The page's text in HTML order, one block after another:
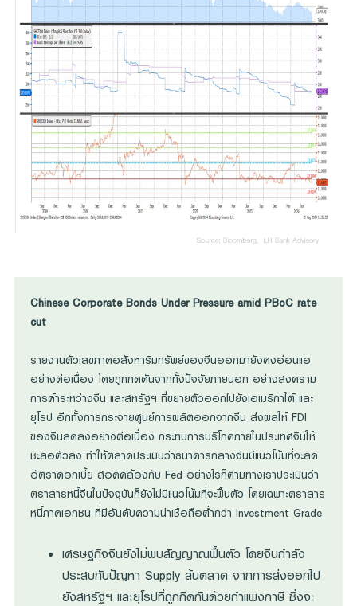
Chinese Corporate Bonds Under Pressure amid PBoC rate
cut
รายงานตัวเลขภาคอสังหาริมทรัพย์ของจีนออกมายังคงอ่อนแอ
อย่างต่อเนื่อง โดยถูกกดดันจากทั้งปัจจัยภายนอก อย่างสงคราม
การค้าระหว่างจีน และสหรัฐฯ ที่ขยายตัวออกไปยังเอเมริกาใต้ และ
ยุโรป อีกทั้งการกระจายศูนย์การผลิตออกจากจีน ส่งผลให้ FDI
ของจีนลดลงอย่างต่อเนื่อง กระทบการบริโภคภายในประเทศจีนให้
ชะลอตัวลง ทำให้ตลาดประเมินว่าธนาคารกลางจีนมีแนวโน้มที่จะลด
อัตราดอกเบี้ย สอดคล้องกับ Fed อย่างไรก็ตามทางเราประเมินว่า
ตราสารหนี้จีนในปัจจุบันก็ยังไม่มีแนวโน้มที่จะฟื้นตัว โดยเฉพาะตราสาร
หนี้ภาคเอกชน ที่มีอันดับความน่าเชื่อถือต่ำกว่า Investment Grade
เศรษฐกิจจีนยังไม่พบสัญญาณฟื้นตัว โดยจีนกำลัง
ประสบกับปัญหา Supply ล้นตลาด จากการส่งออกไป
ยังสหรัฐฯ และยุโรปที่ถูกกีดกันด้วยกำแพงภาษี ซึ่งจะ